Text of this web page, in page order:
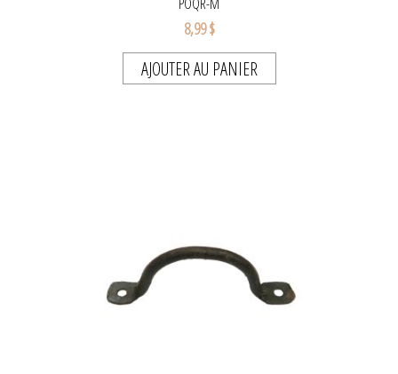
8,99 $
AJOUTER AU PANIER